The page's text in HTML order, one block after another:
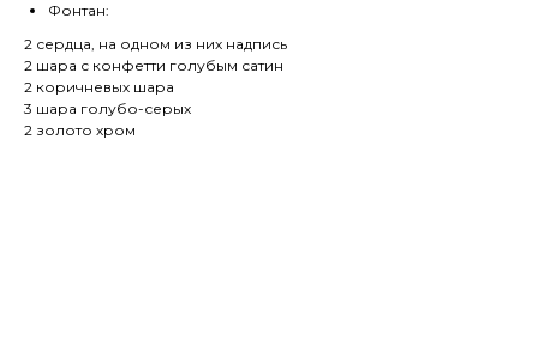
Фонтан:
2 сердца, на одном из них надпись
2 шара с конфетти голубым сатин
2 коричневых шара
3 шара голубо-серых
2 золото хром